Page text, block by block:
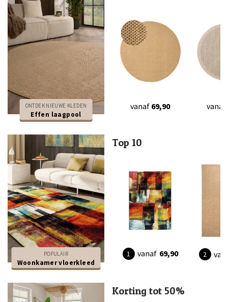
ONTDEK NIEUWE KLEDEN
Effen laagpool
vanaf 69,90 vanaf
POPULAIR
Woonkamer vloerkleed
Top 10
vanaf 69,90
Korting tot 50%